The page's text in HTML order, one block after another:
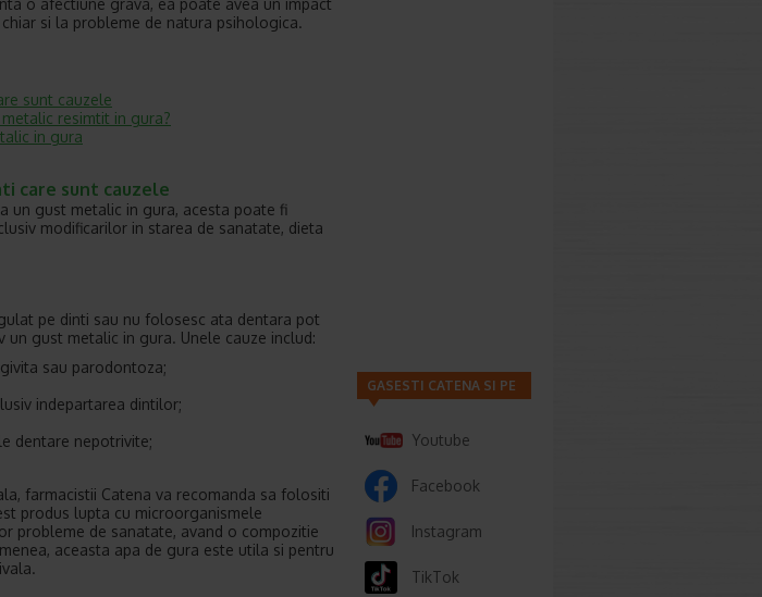
o afectiune grava, ea poate avea un impact
si la probleme de natura psihologica.
sunt cauzele
resimtit in gura?
in gura
care sunt cauzele
un gust metalic in gura, acesta poate fi
modificarilor in starea de sanatate, dieta
pe dinti sau nu folosesc ata dentara pot
gust metalic in gura. Unele cauze includ:
sau parodontoza;
indepartarea dintilor;
dentare nepotrivite;
farmacistii Catena va recomanda sa folositi
produs lupta cu microorganismele
probleme de sanatate, avand o compozitie
aceasta apa de gura este utila si pentru
GASESTI CATENA SI PE
Youtube
Facebook
Instagram
TikTok